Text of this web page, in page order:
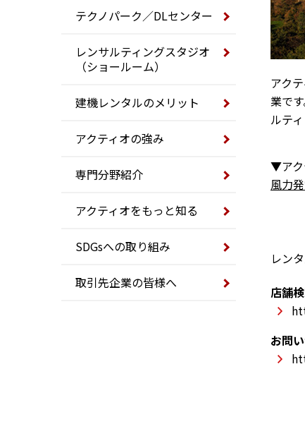
アク
業で
ルテ
▼アク
風力
レン
店舗
お問
テクノパーク／DLセンター
レンサルティングスタジオ
（ショールーム）
建機レンタルのメリット
アクティオの強み
専門分野紹介
アクティオをもっと知る
SDGsへの取り組み
取引先企業の皆様へ